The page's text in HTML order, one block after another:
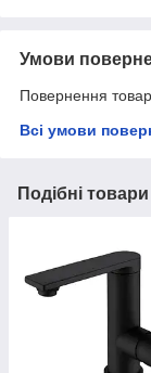
Умови
Повернення
Всі умови
Подібні